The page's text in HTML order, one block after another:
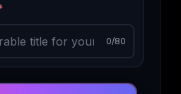
0/80